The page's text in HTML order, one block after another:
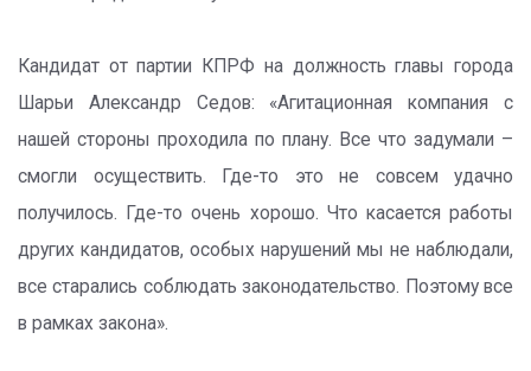
Кандидат от партии КПРФ на должность главы города
Шарьи Александр Седов: «Агитационная компания с
нашей стороны проходила по плану. Все что задумали –
смогли осуществить. Где-то это не совсем удачно
получилось. Где-то очень хорошо. Что касается работы
других кандидатов, особых нарушений мы не наблюдали,
все старались соблюдать законодательство. Поэтому все
в рамках закона».